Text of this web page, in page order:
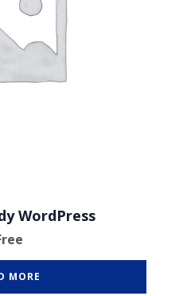
WordPress
MORE